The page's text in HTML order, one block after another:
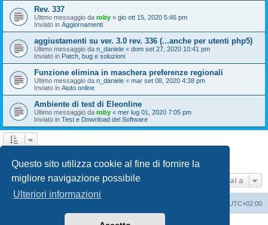
Questo sito utilizza cookie al fine di fornire la
migliore navigazione possibile
Ulteriori informazioni
Rev. 337
Ultimo messaggio da roby « gio ott 15, 2020 5:46 pm
Inviato in Aggiornamenti
aggiustamenti su ver. 3.0 rev. 336 (...anche per utenti php5)
Ultimo messaggio da n_daniele « dom set 27, 2020 10:41 pm
Inviato in Patch, bug e soluzioni
Funzione elimina in maschera preferenze regionali
Ultimo messaggio da n_daniele « mar set 08, 2020 4:38 pm
Inviato in Aiuto online
Ambiente di test di Eleonline
Ultimo messaggio da roby « mer lug 01, 2020 7:05 pm
Inviato in Test e Download del Software
Vai a
UTC+02:00